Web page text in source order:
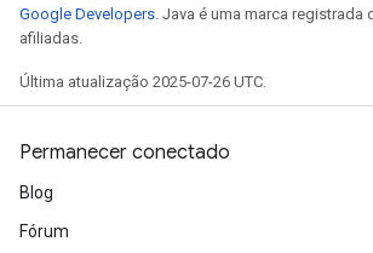
Google Developers . Java é uma marca registrada
afiliadas.
Última atualização 2025-07-26 UTC.
Permanecer conectado
Blog
Fórum